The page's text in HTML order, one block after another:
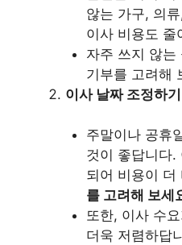
않는 가구, 의
이사 비용도 줄
자주 쓰지 않는
기부를 고려해
이사 날짜 조정하기
주말이나 공휴
것이 좋답니다.
되어 비용이 더
를 고려해 보세
또한, 이사 수
더욱 저렴하답